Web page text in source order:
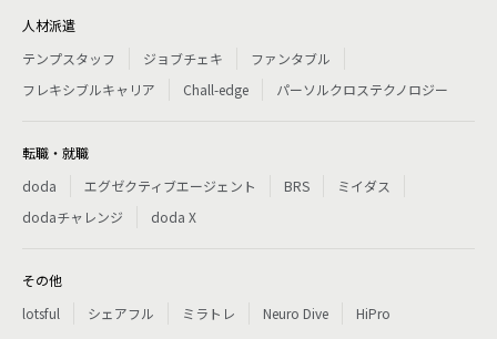
人材派遣
テンプスタッフ
ジョブチェキ
ファンタブル
フレキシブルキャリア
Chall-edge パーソルクロステクノロジー
転職・就職
doda
エグゼクティブエージェント BRS
ミイダス
dodaチャレンジ
doda X
その他
lotsful
シェアフル ミラトレ Neuro Dive HiPro